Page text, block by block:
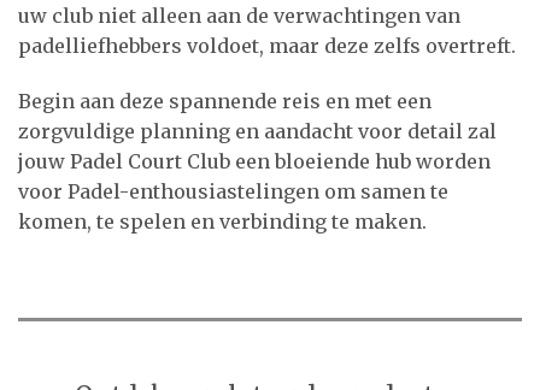
uw club niet alleen aan de verwachtingen van
padelliefhebbers voldoet, maar deze zelfs overtreft.
Begin aan deze spannende reis en met een
zorgvuldige planning en aandacht voor detail zal
jouw Padel Court Club een bloeiende hub worden
voor Padel-enthousiastelingen om samen te
komen, te spelen en verbinding te maken.